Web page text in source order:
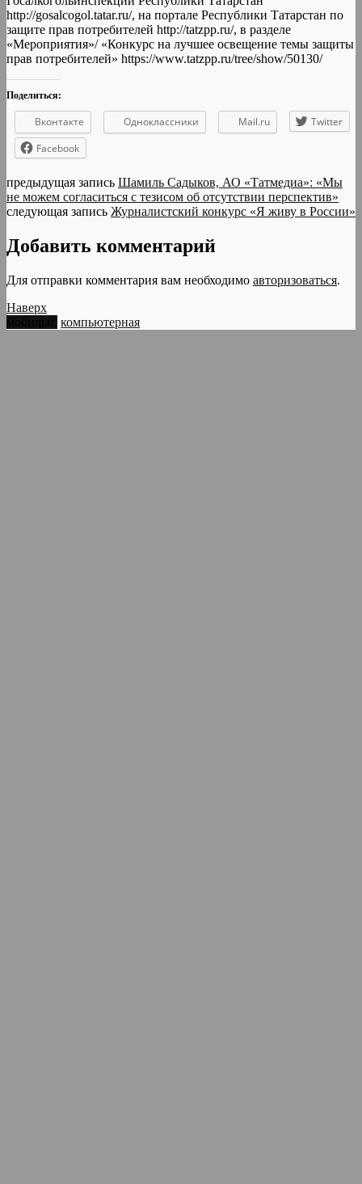
http://gosalcogol.tatar.ru/, на портале Республики Татарстан по
защите прав потребителей http://tatzpp.ru/, в разделе
«Мероприятия»/ «Конкурс на лучшее освещение темы защиты
прав потребителей» https://www.tatzpp.ru/tree/show/50130/
Поделиться:
Вконтакте Одноклассники Mail.ru
Twitter
Facebook
предыдущая запись Шамиль Садыков, АО «Татмедиа»: «Мы
не можем согласиться с тезисом об отсутствии перспектив»
следующая запись Журналистский конкурс «Я живу в России»
Добавить комментарий
Для отправки комментария вам необходимо авторизоваться.
Наверх
компьютерная